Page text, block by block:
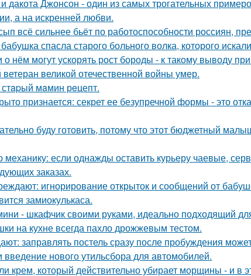
дакота Джонсон - один из самых трогательных
а на искренней любви.
всё сильнее бьёт по работоспособности россиян,
спасла старого больного волка, которого
нём могут ускорять рост бороды - к такому выводу
великой отечественной войны умер.
мaмин рeцепт.
признается: секрет ее безупречной формы - это
буду готовить, потому что этот бюджетный
если однажды оставить курьеру чаевые,
заказах.
игнорирование открыток и сообщений от
замиокулькаса.
- шкафчик своими руками, идеально подходящий
на кухне всегда пахло дрожжевым тестом.
заправлять постель сразу после пробуждения
нового утильсбора для автомобилей.
крем, который действительно убирает морщины - и в